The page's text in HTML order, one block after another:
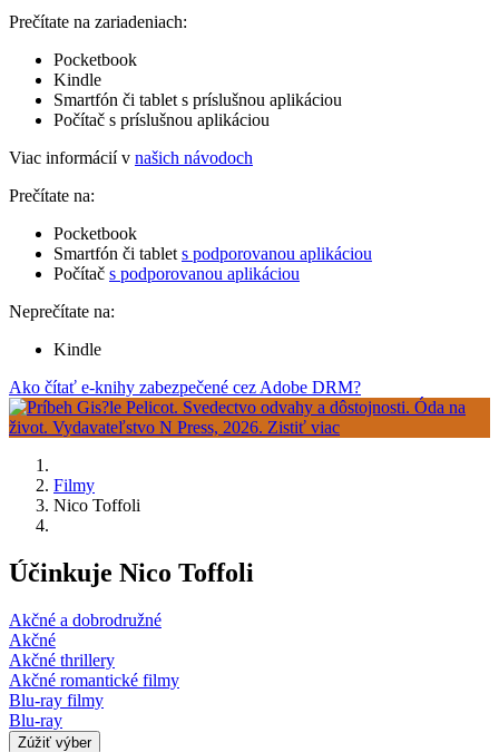
Prečítate na zariadeniach:
Pocketbook
Kindle
Smartfón či tablet s príslušnou aplikáciou
Počítač s príslušnou aplikáciou
Viac informácií v našich návodoch
Prečítate na:
Pocketbook
Smartfón či tablet s podporovanou aplikáciou
Počítač s podporovanou aplikáciou
Neprečítate na:
Kindle
Ako čítať e-knihy zabezpečené cez Adobe DRM?
Filmy
Nico Toffoli
Účinkuje Nico Toffoli
Akčné a dobrodružné
Akčné
Akčné thrillery
Akčné romantické filmy
Blu-ray filmy
Blu-ray
Zúžiť výber